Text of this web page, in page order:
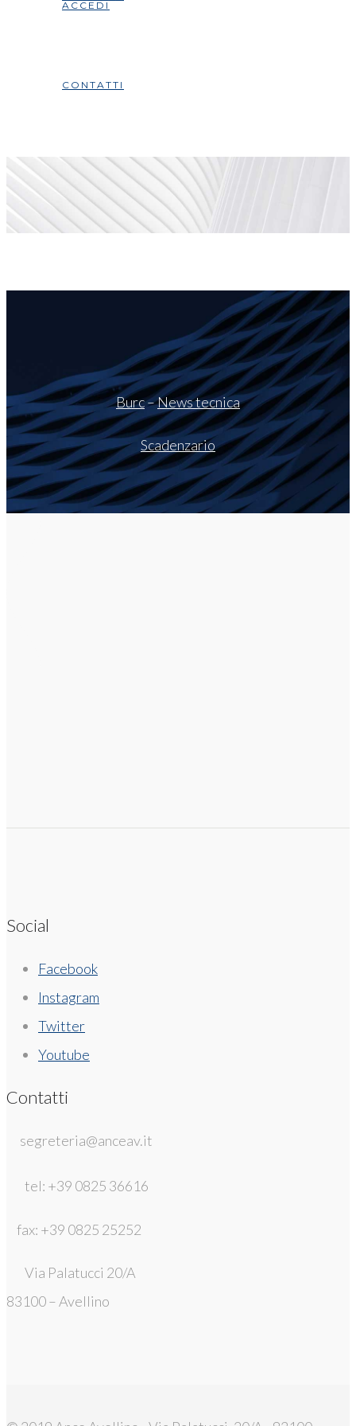
ACCEDI
CONTATTI
Burc–News tecnica
Scadenzario
Social
Facebook
Instagram
Twitter
Youtube
Contatti
segreteria@anceav.it
tel: +39 0825 36616
fax: +39 0825 25252
Via Palatucci 20/A
83100 – Avellino